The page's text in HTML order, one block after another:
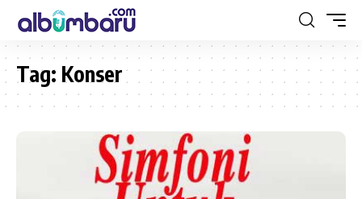
Tag: Konser